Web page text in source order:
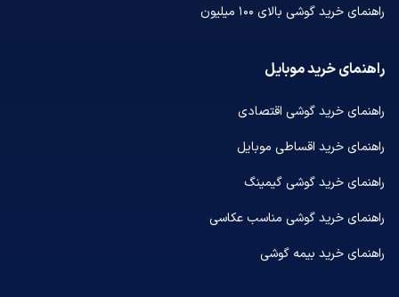
راهنمای خرید گوشی بالای ۱۰۰ میلیون
راهنمای خرید موبایل
راهنمای خرید گوشی اقتصادی
راهنمای خرید اقساطی موبایل
راهنمای خرید گوشی گیمینگ
راهنمای خرید گوشی مناسب عکاسی
راهنمای خرید بیمه گوشی